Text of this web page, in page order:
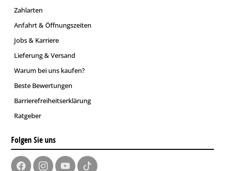
Zahlarten
Anfahrt & Öffnungszeiten
Jobs & Karriere
Lieferung & Versand
Warum bei uns kaufen?
Beste Bewertungen
Barrierefreiheitserklärung
Ratgeber
Folgen Sie uns